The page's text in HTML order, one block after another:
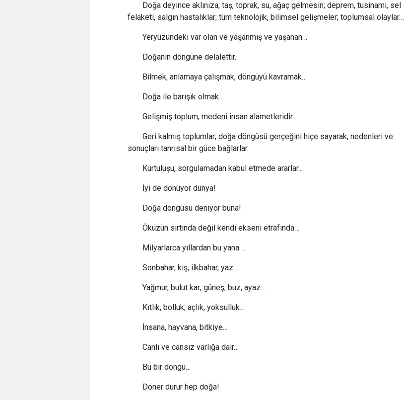
Doğa deyince aklınıza; taş, toprak, su, ağaç gelmesin; deprem, tusinami, sel
felaketi, salgın hastalıklar; tüm teknolojik, bilimsel gelişmeler; toplumsal olaylar…
Yeryüzündeki var olan ve yaşanmış ve yaşanan…
Doğanın döngüne delalettir.
Bilmek, anlamaya çalışmak, döngüyü kavramak…
Doğa ile barışık olmak…
Gelişmiş toplum, medeni insan alametleridir.
Geri kalmış toplumlar; doğa döngüsü gerçeğini hiçe sayarak, nedenleri ve
sonuçları tanrısal bir güce bağlarlar.
Kurtuluşu, sorgulamadan kabul etmede ararlar...
İyi de dönüyor dünya!
Doğa döngüsü deniyor buna!
Öküzün sırtında değil kendi ekseni etrafında…
Milyarlarca yıllardan bu yana…
Sonbahar, kış, ilkbahar, yaz…
Yağmur, bulut kar; güneş, buz, ayaz…
Kıtlık, bolluk; açlık, yoksulluk…
İnsana, hayvana, bitkiye…
Canlı ve cansız varlığa dair…
Bu bir döngü…
Döner durur hep doğa!